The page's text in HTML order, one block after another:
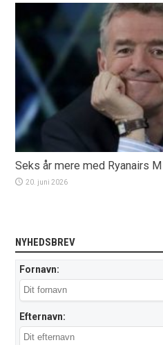
Seks år mere med Ryanairs
20. juni 2026
NYHEDSBREV
Fornavn:
Efternavn: